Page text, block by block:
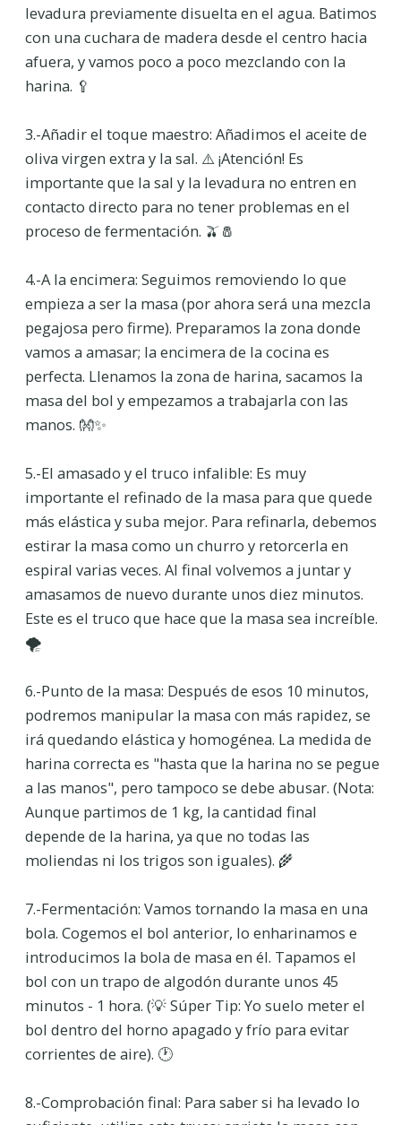
levadura previamente disuelta en el agua. Batimos
con una cuchara de madera desde el centro hacia
afuera, y vamos poco a poco mezclando con la
harina. 🥄
3.-Añadir el toque maestro: Añadimos el aceite de
oliva virgen extra y la sal. ⚠️ ¡Atención! Es
importante que la sal y la levadura no entren en
contacto directo para no tener problemas en el
proceso de fermentación. 🫒🧂
4.-A la encimera: Seguimos removiendo lo que
empieza a ser la masa (por ahora será una mezcla
pegajosa pero firme). Preparamos la zona donde
vamos a amasar; la encimera de la cocina es
perfecta. Llenamos la zona de harina, sacamos la
masa del bol y empezamos a trabajarla con las
manos. 👐✨
5.-El amasado y el truco infalible: Es muy
importante el refinado de la masa para que quede
más elástica y suba mejor. Para refinarla, debemos
estirar la masa como un churro y retorcerla en
espiral varias veces. Al final volvemos a juntar y
amasamos de nuevo durante unos diez minutos.
Este es el truco que hace que la masa sea increíble.
🌪️
6.-Punto de la masa: Después de esos 10 minutos,
podremos manipular la masa con más rapidez, se
irá quedando elástica y homogénea. La medida de
harina correcta es "hasta que la harina no se pegue
a las manos", pero tampoco se debe abusar. (Nota:
Aunque partimos de 1 kg, la cantidad final
depende de la harina, ya que no todas las
moliendas ni los trigos son iguales). 🌾
7.-Fermentación: Vamos tornando la masa en una
bola. Cogemos el bol anterior, lo enharinamos e
introducimos la bola de masa en él. Tapamos el
bol con un trapo de algodón durante unos 45
minutos - 1 hora. (💡 Súper Tip: Yo suelo meter el
bol dentro del horno apagado y frío para evitar
corrientes de aire). 🕐
8.-Comprobación final: Para saber si ha levado lo